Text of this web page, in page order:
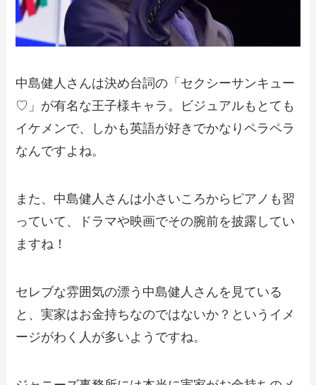
中島健人さんは決め台詞の「セクシーサンキュー
♡」が有名な王子様キャラ。ビジュアルもとても
イケメンで、しかも英語が好きでかなりペラペラ
なんですよね。
また、中島健人さんは小さいころからピアノも習
っていて、ドラマや映画でその腕前を披露してい
ますね！
セレブな雰囲気の漂う中島健人さんを見ている
と、実家はお金持ちなのではないか？というイメ
ージがわく人が多いようですね。